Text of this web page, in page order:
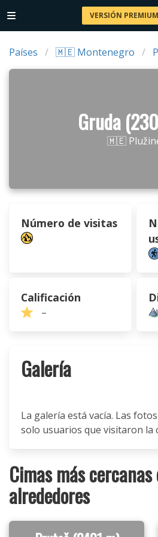
VERSIÓN PREMIUM
Países 🇲🇪 Montenegro
Gruda
🇲🇪
Número de visitas
Calificación
–
Galería
La galería está vacía. Las
solo usuarios que visitaron la
Cimas más cercanas
alrededores